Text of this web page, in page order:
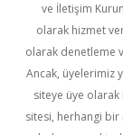
ve İletişim
olarak hizmet
olarak denetleme
Ancak, üyelerimiz
siteye üye
sitesi, herhangi bir